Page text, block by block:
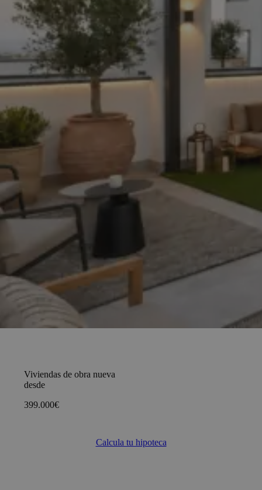
Viviendas de obra nueva
desde
399.000€
Calcula tu hipoteca